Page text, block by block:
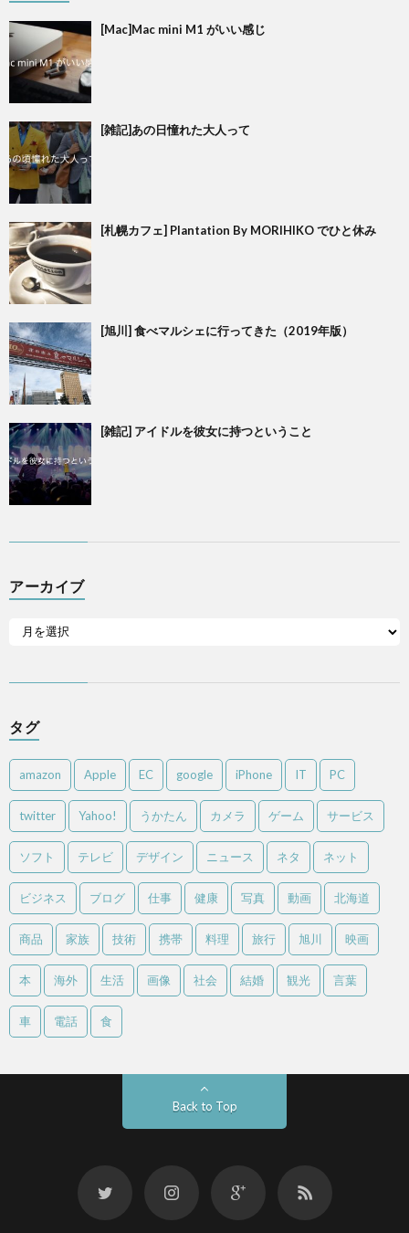
[Mac]Mac mini M1 がいい感じ
[雑記]あの日憧れた大人って
[札幌カフェ] Plantation By MORIHIKO でひと休み
[旭川] 食べマルシェに行ってきた（2019年版）
[雑記] アイドルを彼女に持つということ
アーカイブ
タグ
amazon Apple EC google iPhone IT PC
twitter Yahoo! うかたん カメラ ゲーム サービス
ソフト テレビ デザイン ニュース ネタ ネット
ビジネス ブログ 仕事 健康 写真 動画 北海道
商品 家族 技術 携帯 料理 旅行 旭川 映画
本 海外 生活 画像 社会 結婚 観光 言葉
車 電話 食
Back to Top